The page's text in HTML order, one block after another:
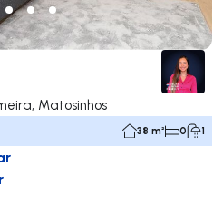
Matosinhos
38 m² 0 1